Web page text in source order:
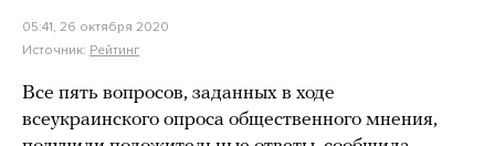
05:41, 26 октября 2020
Источник: Рейтинг
Все пять вопросов, заданных в ходе
всеукраинского опроса общественного мнения,